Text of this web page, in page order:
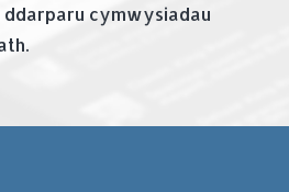
ddarparu cymwysiadau